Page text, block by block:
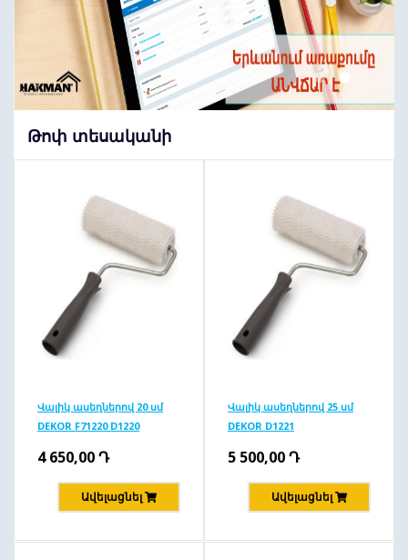
Թոփ տեսականի
Վալիկ ասեղներով 20 սմ
DEKOR F71220 D1220
4 650,00Դ
Ավելացնել
Վալիկ ասեղներով 25 սմ
DEKOR D1221
5 500,00Դ
Ավելացնել